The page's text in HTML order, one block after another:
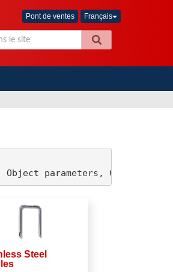
Pont de ventes Français
parameters, Context
Steel